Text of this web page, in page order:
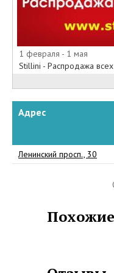
числе дисконтные
программы, акции и
благодаря которым на
отдельные виды
предоставляются
Имея огромный
детской одежды
магазин Стиллини с
удовольствием оденет
1 февраля - 1 мая
Stillini - Распродажа
Адрес
Ленинский просп., 30